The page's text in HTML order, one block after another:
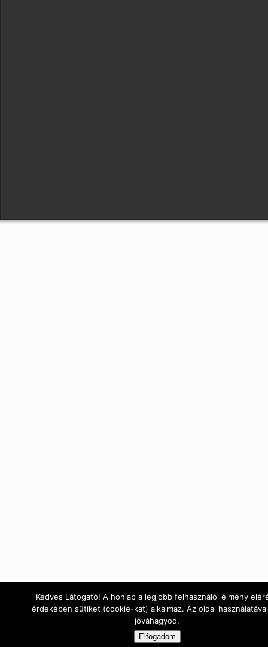
Kedves Látogató! A honlap a legjobb felhasználói élmény
érdekében sütiket (cookie-kat) alkalmaz. Az oldal
jóváhagyod.
Elfogadom